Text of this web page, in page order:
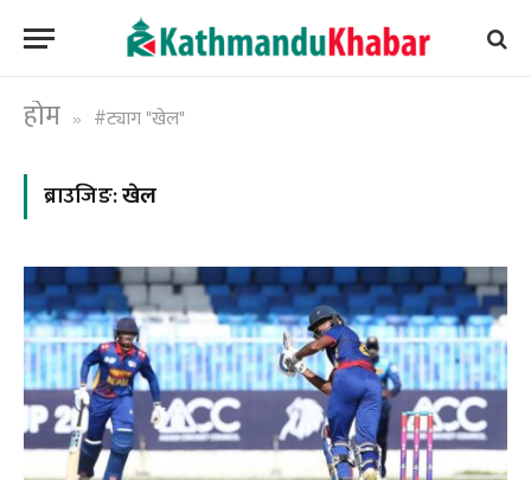
होम » #ट्याग "खेल"
ब्राउजिङ:खेल